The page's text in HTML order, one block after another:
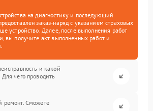
на диагностику и последующий
заказ-наряд с указанием страховых
устройство. Далее, после выполнения работ
вы получите акт выполненных работ и
и какой
чего проводить
ремонт. Сможете